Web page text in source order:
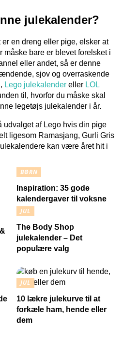
julekalender?
en dreng eller pige, elsker at
måske bare er blevet forelsket i
eller andet, så er denne
sjov og overraskende
Lego julekalender eller LOL
til, hvorfor du måske skal
legetøjs julekalender i år.
udvalget af Lego hvis din pige
ligesom Ramasjang, Gurli Gris
kan være året hit i
BØRN
Inspiration: 35 gode
kalendergaver til voksne
JUL
The Body Shop
julekalender – Det
populære valg
JUL
10 lækre julekurve til at
forkæle ham, hende eller
dem